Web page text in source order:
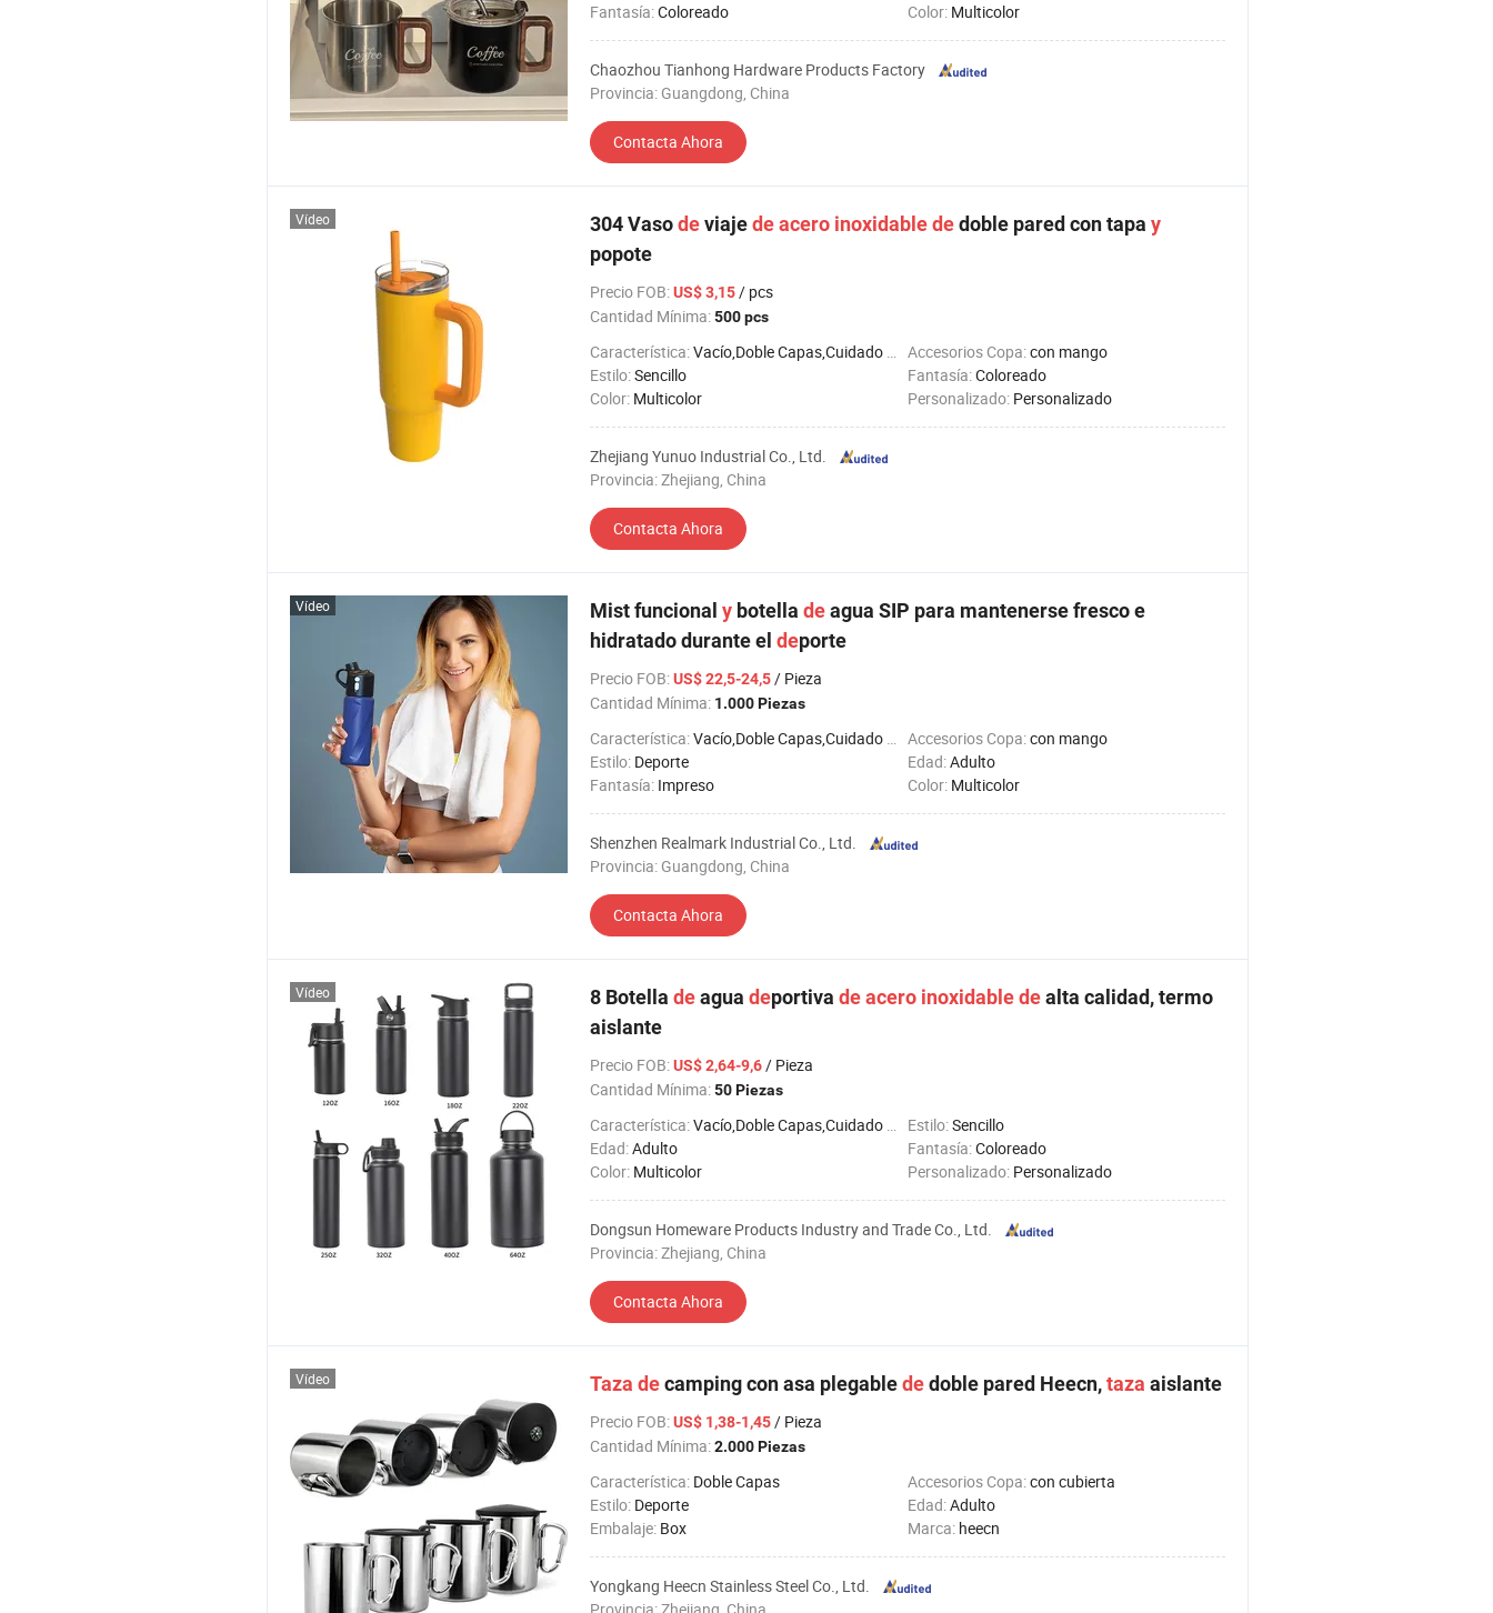
Fantasía:Coloreado Color: Multicolor
Chaozhou Tianhong Hardware Products Factory
Provincia: Guangdong, China
Contacta Ahora
304 Vasodeviajedeacero inoxidablededoble pared con tapa y
popote
Precio FOB:US$ 3,15/ pcs
Cantidad Mínima:500 pcs
Característica:Vacío,Doble Capas,Cuidado de Salud,A Prueba de Fugas Accesorios Copa:con mango
Estilo:Sencillo Fantasía:Coloreado
Color: Multicolor Personalizado: Personalizado
Zhejiang Yunuo Industrial Co., Ltd.
Provincia: Zhejiang, China
Contacta Ahora
Vídeo
Mist funcional y botella deagua SIP para mantenerse fresco e
hidratado durante el deporte
Precio FOB:US$ 22,5-24,5/ Pieza
Cantidad Mínima: 1.000 Piezas
Característica:Vacío,Doble Capas,Cuidado de Salud Accesorios Copa:con mango
Estilo: Deporte Edad:Adulto
Fantasía: Impreso Color: Multicolor
Shenzhen Realmark Industrial Co., Ltd.
Provincia: Guangdong, China
Contacta Ahora
Vídeo
8 Botella deagua deportiva deacero inoxidabledealta calidad, termo
aislante
Precio FOB:US$ 2,64-9,6/ Pieza
Cantidad Mínima:50 Piezas
Característica:Vacío,Doble Capas,Cuidado de Salud,A Prueba de Fugas Estilo:Sencillo
Edad:Adulto Fantasía:Coloreado
Color: Multicolor Personalizado: Personalizado
Dongsun Homeware Products Industry and Trade Co., Ltd.
Provincia: Zhejiang, China
Contacta Ahora
Vídeo
Taza decamping con asa plegablededoble pared Heecn,taza aislante
Precio FOB:US$ 1,38-1,45/ Pieza
Cantidad Mínima:2.000 Piezas
Característica: Doble Capas Accesorios Copa:con cubierta
Estilo: Deporte Edad:Adulto
Embalaje: Box Marca: heecn
Yongkang Heecn Stainless Steel Co., Ltd.
Vídeo